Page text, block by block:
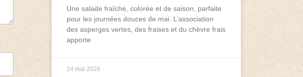
Une salade fraîche, colorée et de saison, parfaite
pour les journées douces de mai. L’association
des asperges vertes, des fraises et du chèvre frais
apporte
24 mai 2026